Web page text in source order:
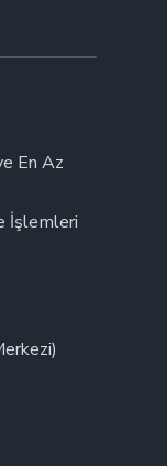
En Az
İşlemleri